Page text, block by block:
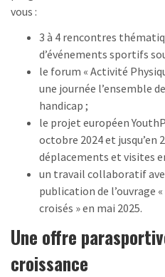
vous :
3 à 4 rencontres
d’événements sportifs
le forum « Activité
une journée l’ensemble
handicap ;
le projet européen
octobre 2024 et jusqu’en
déplacements et visites
un travail collaboratif
publication de l’ouvrage
croisés » en mai 2025.
Une offre
croissance